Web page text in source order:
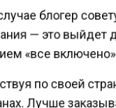
блогер
— это выйдет
«все
по своей